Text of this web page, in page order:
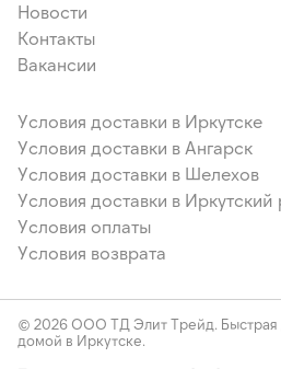
Новости
Контакты
Вакансии
Условия доставки в Иркутске
Условия доставки в Ангарск
Условия доставки в Шелехов
Условия доставки в Иркутский
Условия оплаты
Условия возврата
© 2026 ООО ТД Элит Трейд. Быстрая
домой в Иркутске.